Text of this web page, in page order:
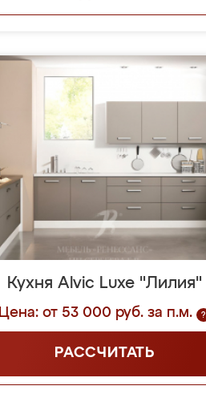
Кухня Alvic Luxe "Лилия"
Цена: от 53 000 руб. за п.м. ?
РАССЧИТАТЬ